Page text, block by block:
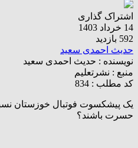
اشتراک گذاری
14 خرداد 1403
592 بازدید
حدیث احمدی سعید
نویسنده : حدیث احمدی سعید
منبع : نشرتعلیم
کد مطلب : 834
یک پیشکسوت فوتبال خوزستان نسبت
حسرت باشند؟